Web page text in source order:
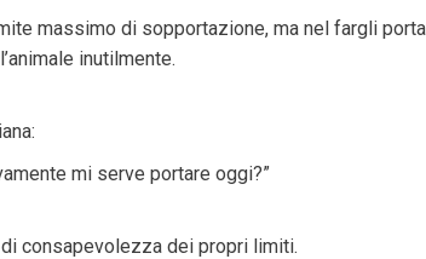
massimo di sopportazione, ma nel fargli
inutilmente.
mi serve portare oggi?”
consapevolezza dei propri limiti.